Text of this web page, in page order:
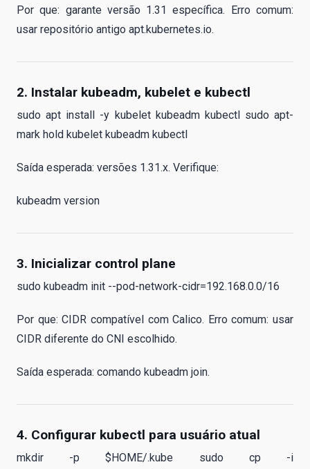
Por que: garante versão 1.31 específica. Erro comum:
usar repositório antigo apt.kubernetes.io.
2. Instalar kubeadm, kubelet e kubectl
sudo apt install -y kubelet kubeadm kubectl sudo apt-
mark hold kubelet kubeadm kubectl
Saída esperada: versões 1.31.x. Verifique:
kubeadm version
3. Inicializar control plane
sudo kubeadm init --pod-network-cidr=192.168.0.0/16
Por que: CIDR compatível com Calico. Erro comum: usar
CIDR diferente do CNI escolhido.
Saída esperada: comando kubeadm join.
4. Configurar kubectl para usuário atual
mkdir -p $HOME/.kube sudo cp -i